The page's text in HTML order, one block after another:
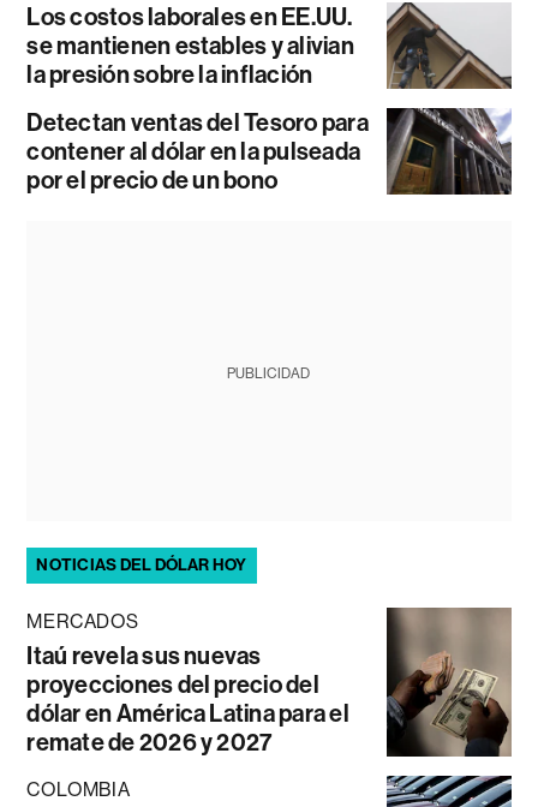
Los costos laborales en EE.UU.
se mantienen estables y alivian
la presión sobre la inflación
Detectan ventas del Tesoro para
contener al dólar en la pulseada
por el precio de un bono
PUBLICIDAD
NOTICIAS DEL DÓLAR HOY
MERCADOS
Itaú revela sus nuevas
proyecciones del precio del
dólar en América Latina para el
remate de 2026 y 2027
COLOMBIA